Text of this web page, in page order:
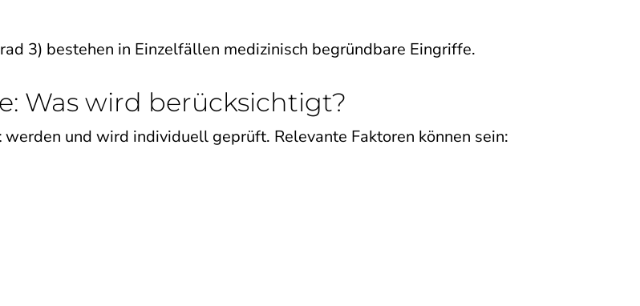
3) bestehen in Einzelfällen medizinisch begründbare Eingriffe.
Was wird berücksichtigt?
werden und wird individuell geprüft. Relevante Faktoren können sein: